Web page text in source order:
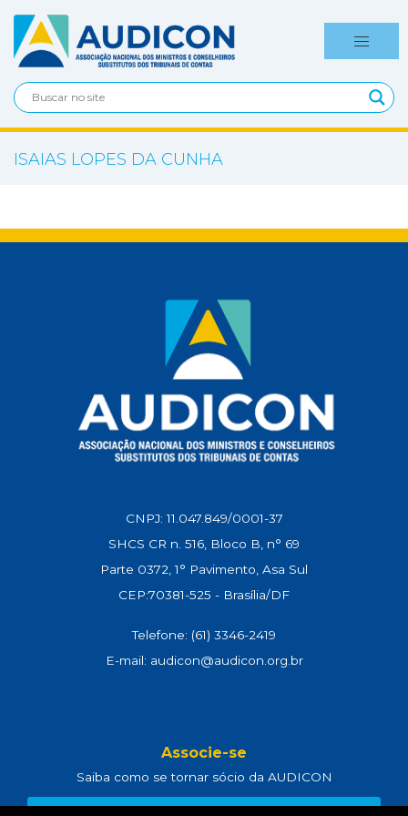
ISAIAS LOPES DA CUNHA
CNPJ: 11.047.849/0001-37
SHCS CR n. 516, Bloco B, n° 69
Parte 0372, 1° Pavimento, Asa Sul
CEP:70381-525 - Brasília/DF
Telefone: (61) 3346-2419
E-mail: audicon@audicon.org.br
Associe-se
Saiba como se tornar sócio da AUDICON